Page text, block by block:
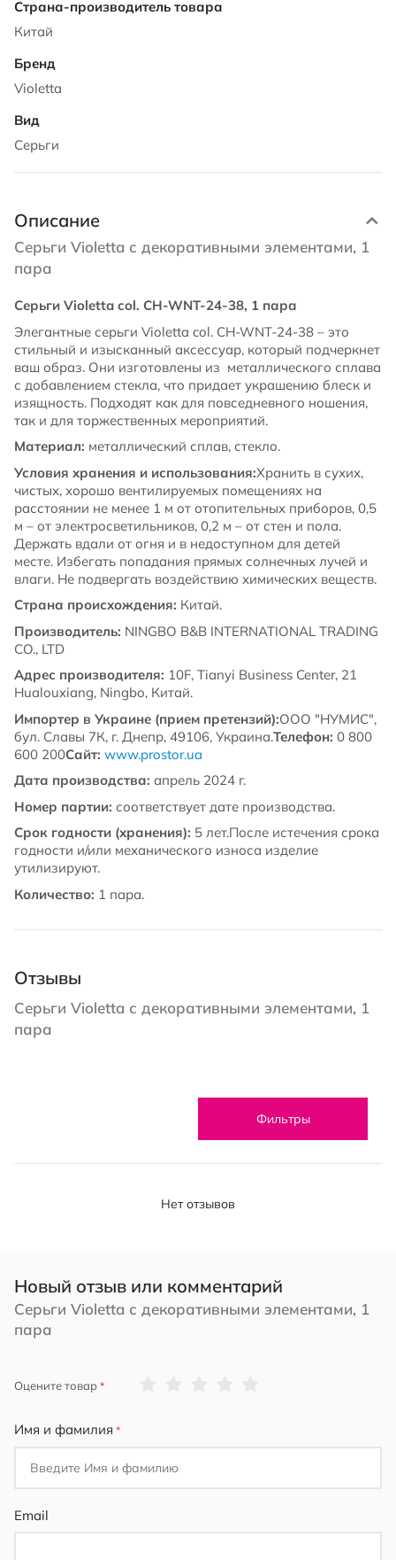
Китай
Violetta
Серьги
Описание
Серьги Violetta с декоративными элементами, 1
пара
Серьги Violetta col. CH-WNT-24-38, 1 пара
Элегантные серьги Violetta col. CH-WNT-24-38 – это
стильный и изысканный аксессуар, который подчеркнет
ваш образ. Они изготовлены из металлического сплава
с добавлением стекла, что придает украшению блеск и
изящность. Подходят как для повседневного ношения,
так и для торжественных мероприятий.
Материал: металлический сплав, стекло.
Условия хранения и использования:Хранить в сухих,
чистых, хорошо вентилируемых помещениях на
расстоянии не менее 1 м от отопительных приборов, 0,5
м – от электросветильников, 0,2 м – от стен и пола.
Держать вдали от огня и в недоступном для детей
месте. Избегать попадания прямых солнечных лучей и
влаги. Не подвергать воздействию химических веществ.
Страна происхождения: Китай.
Производитель: NINGBO B&B INTERNATIONAL TRADING
CO., LTD
Адрес производителя: 10F, Tianyi Business Center, 21
Hualouxiang, Ningbo, Китай.
Импортер в Украине (прием претензий):ООО "НУМИС",
бул. Славы 7К, г. Днепр, 49106, Украина.Телефон: 0 800
600 200Сайт: www.prostor.ua
Дата производства: апрель 2024 г.
Номер партии: соответствует дате производства.
Срок годности (хранения): 5 лет.После истечения срока
годности и/или механического износа изделие
утилизируют.
Количество: 1 пара.
Отзывы
Серьги Violetta с декоративными элементами, 1
пара
Фильтры
Нет отзывов
Новый отзыв или комментарий
Серьги Violetta с декоративными элементами, 1
пара
Оцените товар
Имя и фамилия
Email